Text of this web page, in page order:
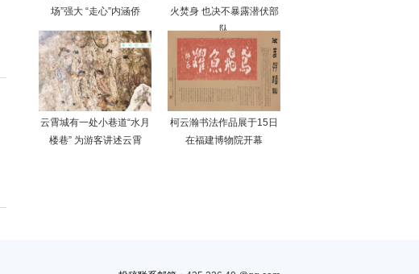
场”强大 “走心”内涵侨
火焚身 也决不暴露潜伏部
队
云霄城有一处小巷道“水月
楼巷” 为游客讲述云霄
柯云瀚书法作品展于15日
在福建博物院开幕